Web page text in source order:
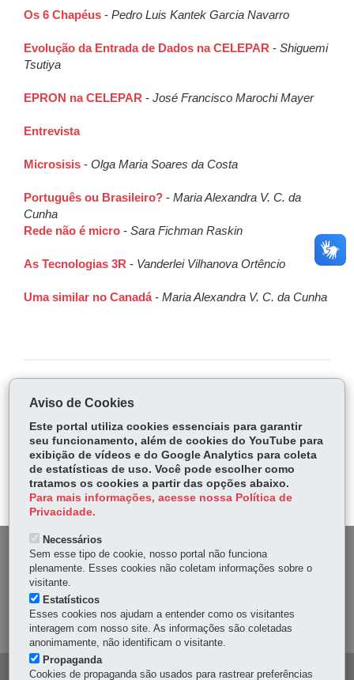
Os 6 Chapéus - Pedro Luis Kantek Garcia Navarro
Evolução da Entrada de Dados na CELEPAR - Shiguemi
Tsutiya
EPRON na CELEPAR - José Francisco Marochi Mayer
Entrevista
Microsisis - Olga Maria Soares da Costa
Português ou Brasileiro? - Maria Alexandra V. C. da
Cunha
Rede não é micro - Sara Fichman Raskin
As Tecnologias 3R - Vanderlei Vilhanova Ortêncio
Uma similar no Canadá- Maria Alexandra V. C. da Cunha
ce
bo
ok
Tw
itt
er
ha
ts
Ap
p
Voltar Início Imprimir Baixar
MAPA DO SITE
DENUNCIE CORRUPÇÃO
OUVIDORIA
Aviso de Cookies
Este portal utiliza cookies essenciais para garantir
seu funcionamento, além de cookies do YouTube para
exibição de vídeos e do Google Analytics para coleta
de estatísticas de uso. Você pode escolher como
tratamos os cookies a partir das opções abaixo.
Para mais informações, acesse nossa Política de
Privacidade.
Necessários
Sem esse tipo de cookie, nosso portal não funciona
plenamente. Esses cookies não coletam informações sobre o
visitante.
Estatísticos
Esses cookies nos ajudam a entender como os visitantes
interagem com nosso site. As informações são coletadas
anonimamente, não identificam o visitante.
Propaganda
Cookies de propaganda são usados para rastrear preferências